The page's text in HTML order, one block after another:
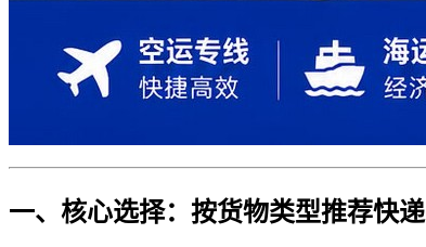
一、核心选择：按货物类型推荐快递